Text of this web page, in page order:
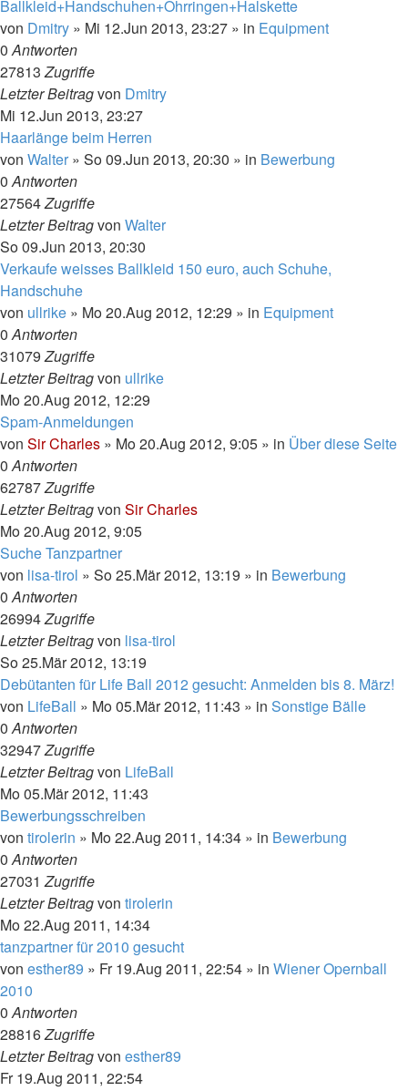
Ballkleid+Handschuhen+Ohrringen+Halskette
von Dmitry » Mi 12.Jun 2013, 23:27 » in Equipment
0Antworten
27813Zugriffe
Letzter Beitragvon Dmitry
Mi 12.Jun 2013, 23:27
Haarlänge beim Herren
von Walter » So 09.Jun 2013, 20:30 » in Bewerbung
0Antworten
27564Zugriffe
Letzter Beitragvon Walter
So 09.Jun 2013, 20:30
Verkaufe weisses Ballkleid 150 euro, auch Schuhe,
Handschuhe
von ullrike » Mo 20.Aug 2012, 12:29 » in Equipment
0Antworten
31079Zugriffe
Letzter Beitragvon ullrike
Mo 20.Aug 2012, 12:29
Spam-Anmeldungen
von Sir Charles » Mo 20.Aug 2012, 9:05 » in Über diese Seite
0Antworten
62787Zugriffe
Letzter Beitragvon Sir Charles
Mo 20.Aug 2012, 9:05
Suche Tanzpartner
von lisa-tirol » So 25.Mär 2012, 13:19 » in Bewerbung
0Antworten
26994Zugriffe
Letzter Beitragvon lisa-tirol
So 25.Mär 2012, 13:19
Debütanten für Life Ball 2012 gesucht: Anmelden bis 8. März!
von LifeBall » Mo 05.Mär 2012, 11:43 » in Sonstige Bälle
0Antworten
32947Zugriffe
Letzter Beitragvon LifeBall
Mo 05.Mär 2012, 11:43
Bewerbungsschreiben
von tirolerin » Mo 22.Aug 2011, 14:34 » in Bewerbung
0Antworten
27031Zugriffe
Letzter Beitragvon tirolerin
Mo 22.Aug 2011, 14:34
tanzpartner für 2010 gesucht
von esther89 » Fr 19.Aug 2011, 22:54 » in Wiener Opernball
2010
0Antworten
28816Zugriffe
Letzter Beitragvon esther89
Fr 19.Aug 2011, 22:54